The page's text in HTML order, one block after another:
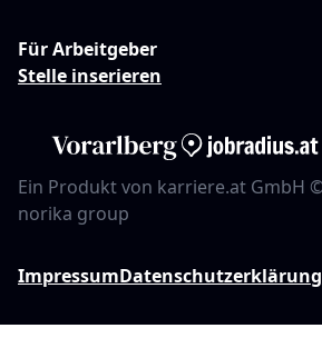
Für Arbeitgeber
Stelle inserieren
Ein Produkt von karriere.at GmbH
norika group
ImpressumDatenschutzerklärung